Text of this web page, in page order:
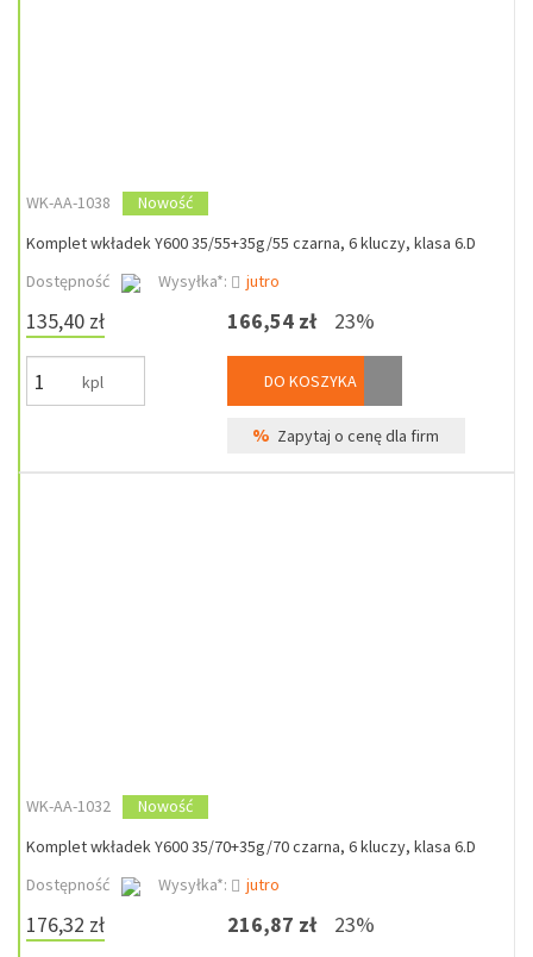
WK-AA-1038
Nowość
Komplet wkładek Y600 35/55+35g/55 czarna, 6 kluczy, klasa 6.D
Dostępność
Wysyłka*: jutro
135,40 zł
kpl
166,54 zł 23%
DO KOSZYKA
% Zapytaj o cenę dla firm
WK-AA-1032
Nowość
Komplet wkładek Y600 35/70+35g/70 czarna, 6 kluczy, klasa 6.D
Dostępność
Wysyłka*: jutro
176,32 zł 216,87 zł 23%